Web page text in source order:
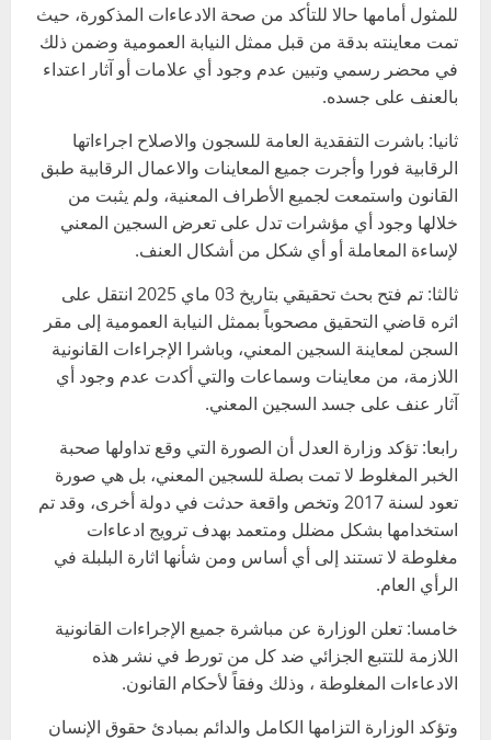
للمثول أمامها حالا للتأكد من صحة الادعاءات المذكورة، حيث
تمت معاينته بدقة من قبل ممثل النيابة العمومية وضمن ذلك
في محضر رسمي وتبين عدم وجود أي علامات أو آثار اعتداء
بالعنف على جسده.
ثانيا: باشرت التفقدية العامة للسجون والاصلاح اجراءاتها
الرقابية فورا وأجرت جميع المعاينات والاعمال الرقابية طبق
القانون واستمعت لجميع الأطراف المعنية، ولم يثبت من
خلالها وجود أي مؤشرات تدل على تعرض السجين المعني
لإساءة المعاملة أو أي شكل من أشكال العنف.
ثالثا: تم فتح بحث تحقيقي بتاريخ 03 ماي 2025 انتقل على
اثره قاضي التحقيق مصحوباً بممثل النيابة العمومية إلى مقر
السجن لمعاينة السجين المعني، وباشرا الإجراءات القانونية
اللازمة، من معاينات وسماعات والتي أكدت عدم وجود أي
آثار عنف على جسد السجين المعني.
رابعا: ‎تؤكد وزارة العدل أن الصورة التي وقع تداولها صحبة
الخبر المغلوط لا تمت بصلة للسجين المعني، بل هي صورة
تعود لسنة 2017 وتخص واقعة حدثت في دولة أخرى، وقد تم
استخدامها بشكل مضلل ومتعمد بهدف ترويج ادعاءات
مغلوطة لا تستند إلى أي أساس ومن شأنها اثارة البلبلة في
الرأي العام.
خامسا: تعلن الوزارة عن مباشرة جميع الإجراءات القانونية
اللازمة للتتبع الجزائي ضد كل من تورط في نشر هذه
الادعاءات المغلوطة ، وذلك وفقاً لأحكام القانون.
وتؤكد الوزارة التزامها الكامل والدائم بمبادئ حقوق الإنسان